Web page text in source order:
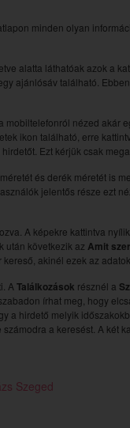
minden olyan
alatta láthatóak azok a
ajánlósáv található.
nézed akár
ikon található, erre
Ezt kérjük csak
és derék méretét is
jelentős része ezt
A képekre kattintva
után következik az Amit
akinél ezek az
A Találkozások résznél a
írhat meg, hogy
a hirdető melyik
a keresést. A két
Szeged